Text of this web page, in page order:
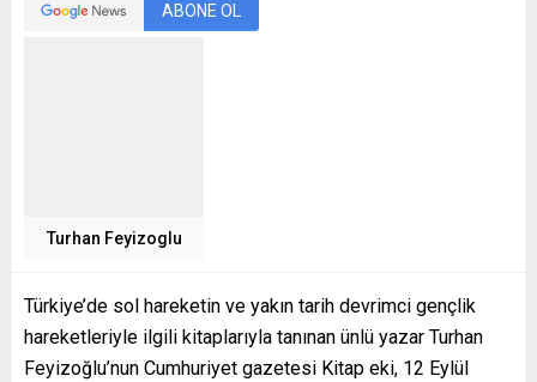
ABONE OL
Turhan Feyizoglu
Türkiye’de sol hareketin ve yakın tarih devrimci gençlik
hareketleriyle ilgili kitaplarıyla tanınan ünlü yazar Turhan
Feyizoğlu’nun Cumhuriyet gazetesi Kitap eki, 12 Eylül